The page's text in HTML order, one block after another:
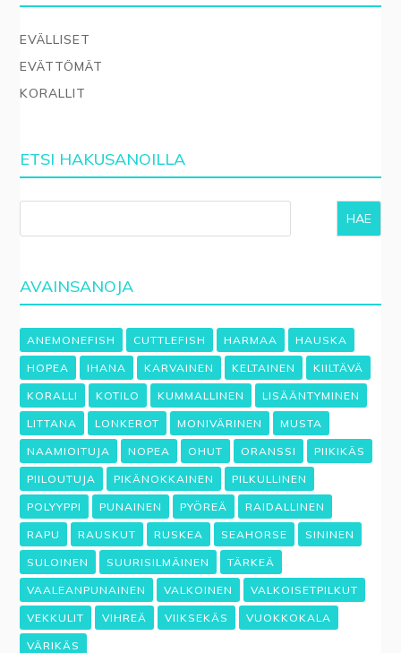
EVÄLLISET
EVÄTTÖMÄT
KORALLIT
ETSI HAKUSANOILLA
HAE
AVAINSANOJA
ANEMONEFISH CUTTLEFISH HARMAA HAUSKA
HOPEA IHANA KARVAINEN KELTAINEN KIILTÄVÄ
KORALLI KOTILO KUMMALLINEN LISÄÄNTYMINEN
LITTANA LONKEROT MONIVÄRINEN MUSTA
NAAMIOITUJA NOPEA OHUT ORANSSI PIIKIKÄS
PIILOUTUJA PIKÄNOKKAINEN PILKULLINEN
POLYYPPI PUNAINEN PYÖREÄ RAIDALLINEN
RAPU RAUSKUT RUSKEA SEAHORSE SININEN
SULOINEN SUURISILMÄINEN TÄRKEÄ
VAALEANPUNAINEN VALKOINEN VALKOISETPILKUT
VEKKULIT VIHREÄ VIIKSEKÄS VUOKKOKALA
VÄRIKÄS